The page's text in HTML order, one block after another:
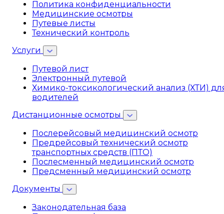
Политика конфиденциальности
Медицинские осмотры
Путевые листы
Технический контроль
Услуги
Путевой лист
Электронный путевой
Химико-токсикологический анализ (ХТИ)
водителей
Дистанционные осмотры
Послерейсовый медицинский осмотр
Предрейсовый технический осмотр
транспортных средств (ПТО)
Послесменный медицинский осмотр
Предсменный медицинский осмотр
Документы
Законодательная база